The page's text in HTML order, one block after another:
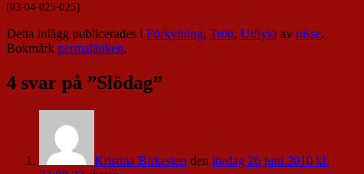
[03-04-025-025]
Detta inlägg publicerades i Förkylning, Trött, Utflyktav nisse.
Bokmärk permalänken.
4 svar på ”Slödag”
Kristina Birkesten den lördag 26 juni 2010 kl.